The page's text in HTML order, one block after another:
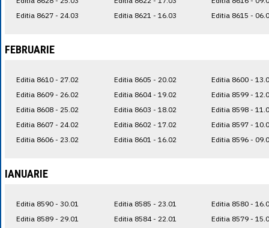
Editia 8627 - 24.03
Editia 8621 - 16.03
Editia 8615 -
FEBRUARIE
Editia 8610 - 27.02
Editia 8609 - 26.02
Editia 8608 - 25.02
Editia 8607 - 24.02
Editia 8606 - 23.02
Editia 8605 - 20.02
Editia 8604 - 19.02
Editia 8603 - 18.02
Editia 8602 - 17.02
Editia 8601 - 16.02
Editia 8600 -
Editia 8599 -
Editia 8598 -
Editia 8597 -
Editia 8596 -
IANUARIE
Editia 8590 - 30.01
Editia 8589 - 29.01
Editia 8585 - 23.01
Editia 8584 - 22.01
Editia 8580 -
Editia 8579 -